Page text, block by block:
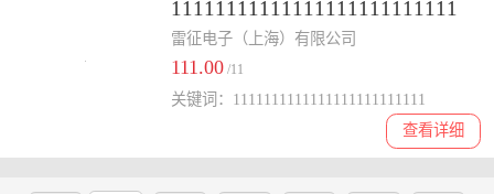
11111111111111111111111111
雷征电子（上海）有限公司
111.00 /11
查看详细
关键词：1111111111111111111111111